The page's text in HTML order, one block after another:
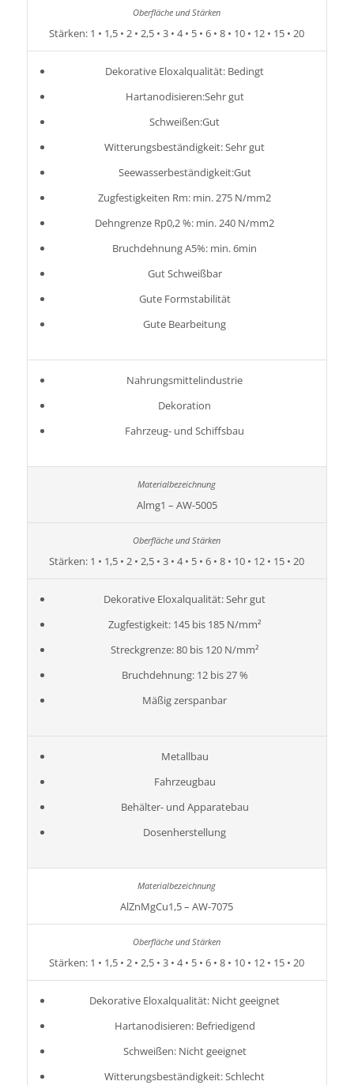
Stärken: 1 • 1,5 • 2 • 2,5 • 3 • 4 • 5 • 6 • 8 • 10 • 12 • 15 • 20
Dekorative Eloxalqualität: Bedingt
Hartanodisieren:Sehr gut
Schweißen:Gut
Witterungsbeständigkeit: Sehr gut
Seewasserbeständigkeit:Gut
Zugfestigkeiten Rm: min. 275 N/mm2
Dehngrenze Rp0,2 %: min. 240 N/mm2
Bruchdehnung A5%: min. 6min
Gut Schweißbar
Gute Formstabilität
Gute Bearbeitung
Nahrungsmittelindustrie
Dekoration
Fahrzeug- und Schiffsbau
Almg1 – AW-5005
Stärken: 1 • 1,5 • 2 • 2,5 • 3 • 4 • 5 • 6 • 8 • 10 • 12 • 15 • 20
Dekorative Eloxalqualität: Sehr gut
Zugfestigkeit: 145 bis 185 N/mm²
Streckgrenze: 80 bis 120 N/mm²
Bruchdehnung: 12 bis 27 %
Mäßig zerspanbar
Metallbau
Fahrzeugbau
Behälter- und Apparatebau
Dosenherstellung
AlZnMgCu1,5 – AW-7075
Stärken: 1 • 1,5 • 2 • 2,5 • 3 • 4 • 5 • 6 • 8 • 10 • 12 • 15 • 20
Dekorative Eloxalqualität: Nicht geeignet
Hartanodisieren: Befriedigend
Schweißen: Nicht geeignet
Witterungsbeständigkeit: Schlecht